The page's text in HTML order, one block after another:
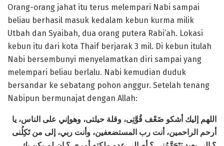
Orang-orang jahat itu terus melempari Nabi sampai
beliau berhasil masuk kedalam kebun kurma milik
Utbah dan Syaibah, dua orang putera Rabi’ah. Lokasi
kebun itu dari kota Thaif berjarak 3 mil. Di kebun itulah
Nabi bersembunyi menyelamatkan diri sampai yang
melempari beliau berlalu. Nabi kemudian duduk
bersandar ke sebatang pohon anggur. Setelah tenang
Nabipun bermunajat dengan Allah:
اللهم إليك أشكو ضَعْف قُوَّتِى، وقلة حيلتى، وهوإني على الناس، يا
أرحم الراحمين، أنت رب المستضعفين، وأنت ربي، إلى من تَكِلُنى